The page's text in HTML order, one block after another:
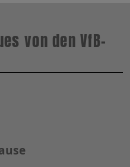
von den VfB-